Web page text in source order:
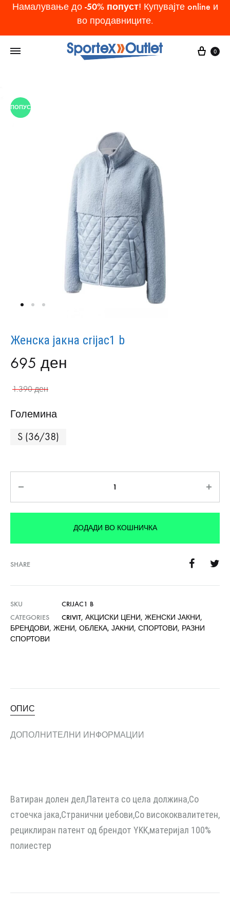
Намалување до -50% попуст! Купувајте online и
во продавниците.
Cart
0
ПОПУСТ
Женска јакна crijac1 b
695 ден
1.390ден
Големина
S (36/38)
ДОДАДИ ВО КОШНИЧКА
SHARE
SKU
CRIJAC1 B
CATEGORIES
CRIVIT, АКЦИСКИ ЦЕНИ, ЖЕНСКИ ЈАКНИ,
БРЕНДОВИ, ЖЕНИ, ОБЛЕКА, ЈАКНИ, СПОРТОВИ, РАЗНИ
СПОРТОВИ
ОПИС
ДОПОЛНИТЕЛНИ ИНФОРМАЦИИ
Ватиран долен дел,Патента со цела должина,Со
стоечка јака,Странични џебови,Со висококвалитетен,
рециклиран патент од брендот YKK,материјал 100%
полиестер